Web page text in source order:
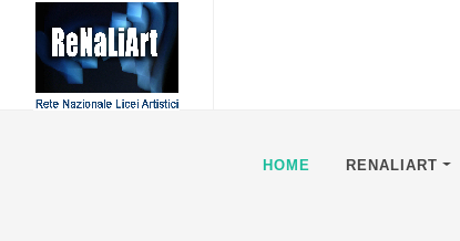
HOME RENALIART